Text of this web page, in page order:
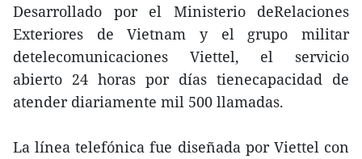
Desarrollado por el Ministerio deRelaciones
Exteriores de Vietnam y el grupo militar
detelecomunicaciones Viettel, el servicio
abierto 24 horas por días tienecapacidad de
atender diariamente mil 500 llamadas.
La línea telefónica fue diseñada por Viettel con